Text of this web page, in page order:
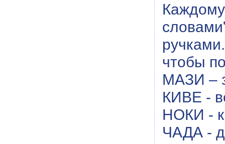
чтобы
МАЗИ –
КИВЕ -
НОКИ -
ЧАДА -